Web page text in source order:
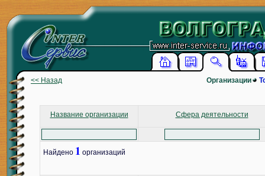
<< Назад Организации
Название организации Сфера деятельности
Найдено 1 организаций